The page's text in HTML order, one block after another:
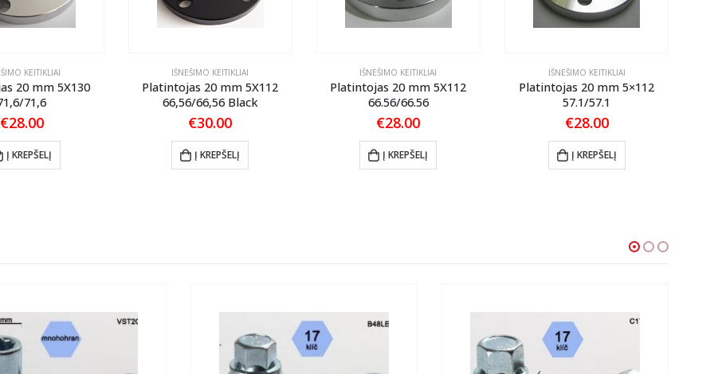
KEITIKLIAI
20 mm 5X130
71,6
€28.00
Į KREPŠELĮ
IŠNEŠIMO KEITIKLIAI
Platintojas 20 mm 5X112
66,56/66,56 Black
€30.00
Į KREPŠELĮ
IŠNEŠIMO KEITIKLIAI
Platintojas 20 mm 5X112
66.56/66.56
€28.00
Į KREPŠELĮ
IŠNEŠIMO KEITIKLIAI
Platintojas 20 mm 5×112
57.1/57.1
€28.00
Į KREPŠELĮ